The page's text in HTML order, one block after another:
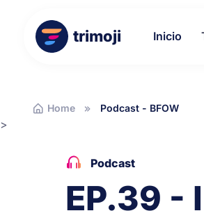
trimoji Inicio
Home Podcast - BFOW
>
Podcast
EP.39 -